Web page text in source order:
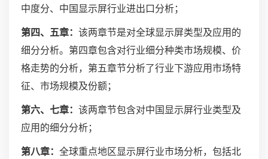
中度分、中国显示屏行业进出口分析；
第四、五章： 该两章节是对全球显示屏类型及应用的
细分分析。第四章包含对行业细分种类市场规模、价
格走势的分析，第五章节分析了行业下游应用市场特
征、市场规模及份额；
第六、七章： 该两章节包含对中国显示屏行业类型及
应用的细分分析；
第八章： 全球重点地区显示屏行业市场分析，包括北